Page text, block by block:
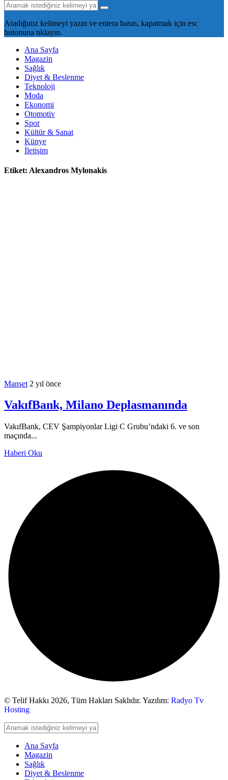
Aradığınız kelimeyi yazın ve entera basın, kapatmak için esc
butonuna tıklayın.
Ana Sayfa
Magazin
Sağlık
Diyet & Beslenme
Teknoloji
Moda
Ekonomi
Otomotiv
Spor
Kültür & Sanat
Künye
İletişim
Etiket: Alexandros Mylonakis
Manşet 2 yıl önce
VakıfBank, Milano Deplasmanında
VakıfBank, CEV Şampiyonlar Ligi C Grubu’ndaki 6. ve son
maçında...
Haberi Oku
© Telif Hakkı 2026, Tüm Hakları Saklıdır. Yazılım: Radyo Tv
Hosting
Ana Sayfa
Magazin
Sağlık
Diyet & Beslenme